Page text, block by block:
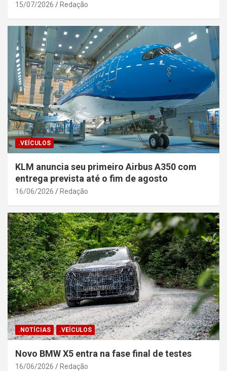
Segurança Pública da Bahia
15/07/2026 Redação
.VEÍCULOS
KLM anuncia seu primeiro Airbus A350 com
entrega prevista até o fim de agosto
16/06/2026 Redação
.NOTÍCIAS .VEÍCULOS
Novo BMW X5 entra na fase final de testes
16/06/2026 Redação